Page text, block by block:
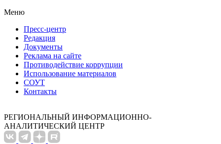
Меню
Пресс-центр
Редакция
Документы
Реклама на сайте
Противодействие коррупции
Использование материалов
СОУТ
Контакты
РЕГИОНАЛЬНЫЙ ИНФОРМАЦИОННО-
АНАЛИТИЧЕСКИЙ ЦЕНТР